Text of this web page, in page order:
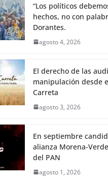
“Los políticos
hechos, no con
Dorantes.
agosto 4, 2026
El derecho de las
manipulación desde
Carreta
agosto 3, 2026
En septiembre
alianza Morena-
del PAN
agosto 1, 2026